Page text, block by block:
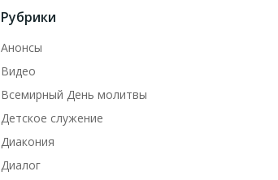
Рубрики
Анонсы
Видео
Всемирный День молитвы
Детское служение
Диакония
Диалог